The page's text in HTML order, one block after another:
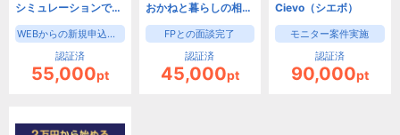
シミュレーションで未来を見える化！【お金のみらいマップ】
WEBからの新規申込後、オンライン無料相談完了
認証済
55,000pt
おかねと暮らしの相談窓口
FPとの面談完了
認証済
45,000pt
Cievo（シエボ）
モニター案件実施
認証済
90,000pt